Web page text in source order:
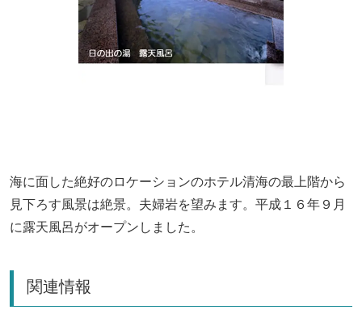
海に面した絶好のロケーションのホテル清海の最上階から
見下ろす風景は絶景。夫婦岩を望みます。平成１６年９月
に露天風呂がオープンしました。
関連情報